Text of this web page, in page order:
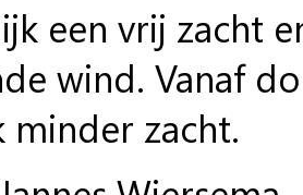
een vrij zacht
wind. Vanaf
zacht.